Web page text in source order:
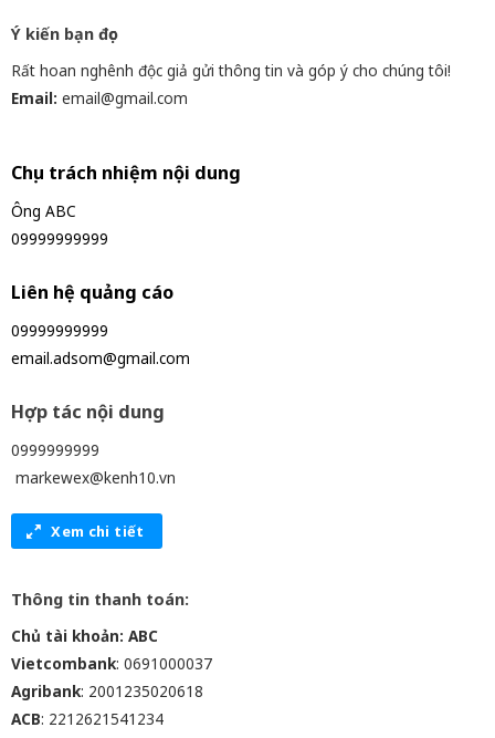
Ý kiến bạn đọc
Rất hoan nghênh độc giả gửi thông tin và góp ý cho chúng tôi!
Email: email@gmail.com
Chịu trách nhiệm nội dung
Ông ABC
09999999999
Liên hệ quảng cáo
09999999999
email.adsom@gmail.com
Hợp tác nội dung
0999999999
markewex@kenh10.vn
Xem chi tiết
Thông tin thanh toán:
Chủ tài khoản: ABC
Vietcombank: 0691000037
Agribank: 2001235020618
ACB: 2212621541234